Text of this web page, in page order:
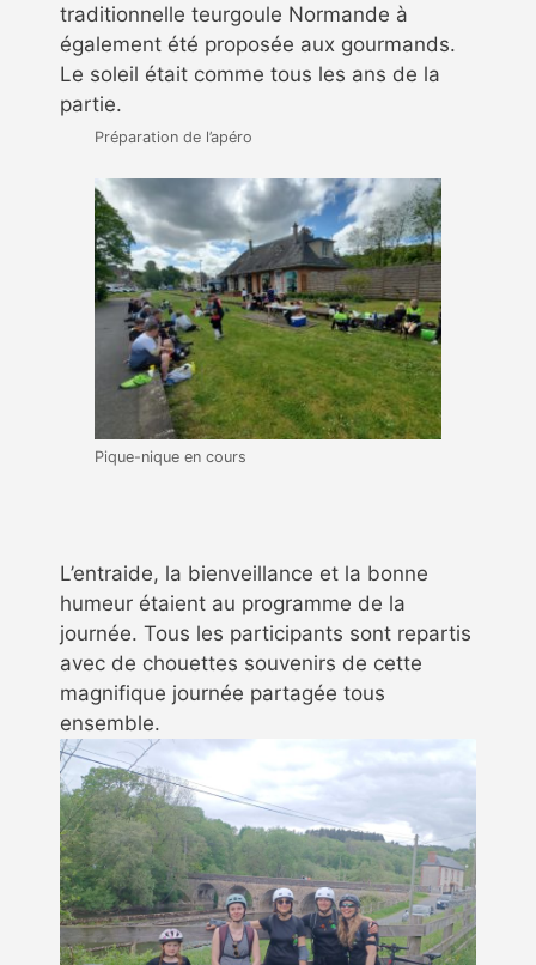
traditionnelle teurgoule Normande à
également été proposée aux gourmands.
Le soleil était comme tous les ans de la
partie.
Préparation de l’apéro
Pique-nique en cours
L’entraide, la bienveillance et la bonne
humeur étaient au programme de la
journée. Tous les participants sont repartis
avec de chouettes souvenirs de cette
magnifique journée partagée tous
ensemble.